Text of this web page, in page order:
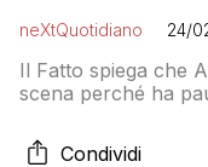
neXtQuotidiano 24/
Il Fatto spiega che
scena perché ha
Condividi